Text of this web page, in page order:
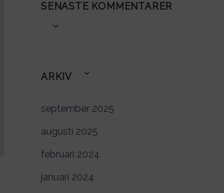
SENASTE KOMMENTARER
ARKIV
september 2025
augusti 2025
februari 2024
januari 2024